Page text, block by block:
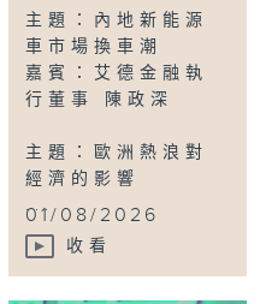
主題：內地新能源
車市場換車潮
嘉賓：艾德金融執
行董事 陳政深
主題：歐洲熱浪對
經濟的影響
...
01/08/2026
收看